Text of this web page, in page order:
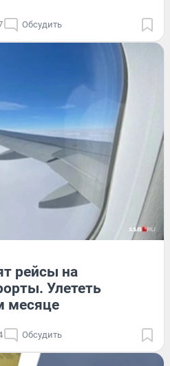
Обсудить
рейсы на
Улететь
месяце
Обсудить